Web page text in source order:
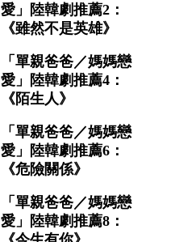
愛」陸韓劇推薦2：
《雖然不是英雄》
「單親爸爸／媽媽戀
愛」陸韓劇推薦4：
《陌生人》
「單親爸爸／媽媽戀
愛」陸韓劇推薦6：
《危險關係》
「單親爸爸／媽媽戀
愛」陸韓劇推薦8：